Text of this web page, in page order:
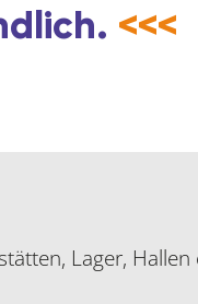
<<<
Lager, Hallen